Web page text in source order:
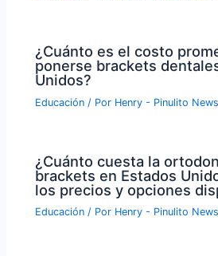
¿Cuánto es el costo
ponerse brackets
Unidos?
Educación / Por Henry - Pinulito News
¿Cuánto cuesta la
brackets en Estados
los precios y opciones
Educación / Por Henry - Pinulito News